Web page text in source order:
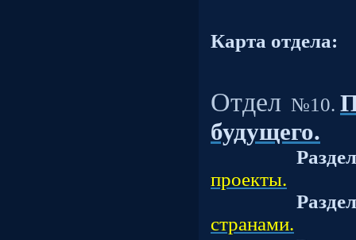
Карта отдела:
Отдел №10.
будущего.
Раздел
проекты.
Раздел
странами.